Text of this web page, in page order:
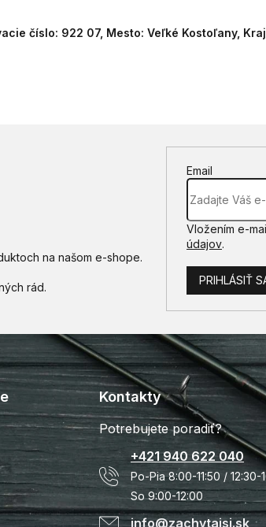
číslo: 922 07, Mesto: Veľké Kostoľany,
na našom e-shope.
Email
Vložením e-
údajov.
PRIHLÁSIŤ
Kontakty
Potrebujete poradiť?
+421 940 622 040
Po-Pia 8:00-11:50 / 12:30-
So 9:00-12:00
info@zachytajsi.sk